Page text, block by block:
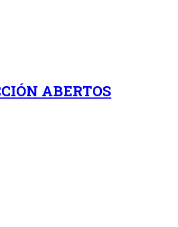
ABERTOS